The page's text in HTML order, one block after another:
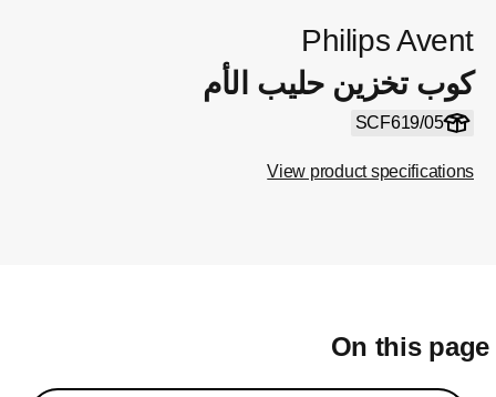
Philips Avent
كوب تخزين حليب الأم
SCF619/05
View product specifications
On this